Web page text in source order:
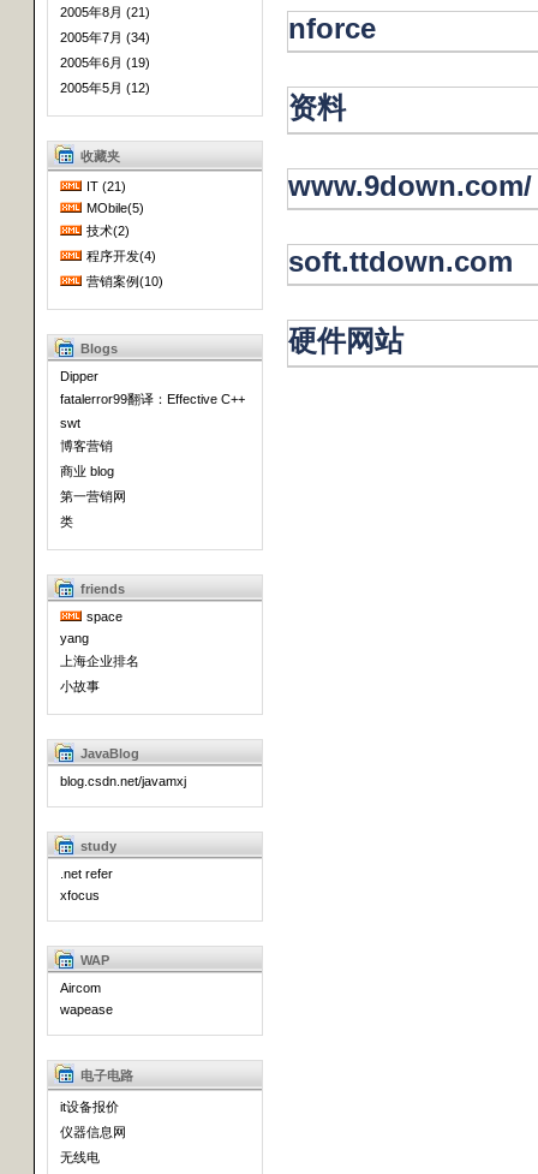
2005年8月 (21)
2005年7月 (34)
2005年6月 (19)
2005年5月 (12)
收藏夹
IT (21)
MObile(5)
技术(2)
程序开发(4)
营销案例(10)
Blogs
Dipper
fatalerror99翻译：Effective C++
swt
博客营销
商业 blog
第一营销网
类
friends
space
yang
上海企业排名
小故事
JavaBlog
blog.csdn.net/javamxj
study
.net refer
xfocus
WAP
Aircom
wapease
电子电路
it设备报价
仪器信息网
无线电
nforce
资料
www.9down.com/
soft.ttdown.com
硬件网站